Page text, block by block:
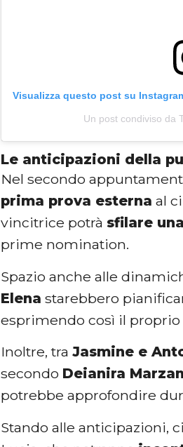
Visualizza questo post su
Un post condiviso da
Le anticipazioni della
Nel secondo
prima prova esterna al
vincitrice potrà sfilare
prime nomination.
Spazio anche alle
Elena starebbero
esprimendo così il
Inoltre, traJasmine e
secondo Deianira
potrebbe approfondire
Stando alle anticipazioni,